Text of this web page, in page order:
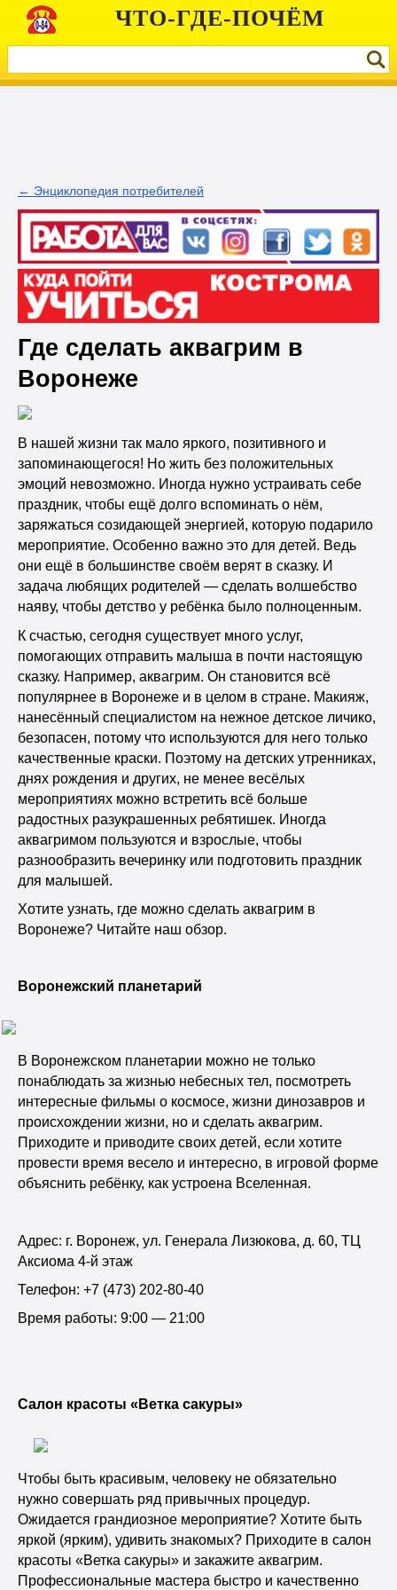
ЧТО-ГДЕ-ПОЧЁМ
← Энциклопедия потребителей
Где сделать аквагрим в
Воронеже
В нашей жизни так мало яркого, позитивного и
запоминающегося! Но жить без положительных
эмоций невозможно. Иногда нужно устраивать себе
праздник, чтобы ещё долго вспоминать о нём,
заряжаться созидающей энергией, которую подарило
мероприятие. Особенно важно это для детей. Ведь
они ещё в большинстве своём верят в сказку. И
задача любящих родителей — сделать волшебство
наяву, чтобы детство у ребёнка было полноценным.
К счастью, сегодня существует много услуг,
помогающих отправить малыша в почти настоящую
сказку. Например, аквагрим. Он становится всё
популярнее в Воронеже и в целом в стране. Макияж,
нанесённый специалистом на нежное детское личико,
безопасен, потому что используются для него только
качественные краски. Поэтому на детских утренниках,
днях рождения и других, не менее весёлых
мероприятиях можно встретить всё больше
радостных разукрашенных ребятишек. Иногда
аквагримом пользуются и взрослые, чтобы
разнообразить вечеринку или подготовить праздник
для малышей.
Хотите узнать, где можно сделать аквагрим в
Воронеже? Читайте наш обзор.
Воронежский планетарий
В Воронежском планетарии можно не только
понаблюдать за жизнью небесных тел, посмотреть
интересные фильмы о космосе, жизни динозавров и
происхождении жизни, но и сделать аквагрим.
Приходите и приводите своих детей, если хотите
провести время весело и интересно, в игровой форме
объяснить ребёнку, как устроена Вселенная.
Адрес: г. Воронеж, ул. Генерала Лизюкова, д. 60, ТЦ
Аксиома 4-й этаж
Телефон: +7 (473) 202-80-40
Время работы: 9:00 — 21:00
Салон красоты «Ветка сакуры»
Чтобы быть красивым, человеку не обязательно
нужно совершать ряд привычных процедур.
Ожидается грандиозное мероприятие? Хотите быть
яркой (ярким), удивить знакомых? Приходите в салон
красоты «Ветка сакуры» и закажите аквагрим.
Профессиональные мастера быстро и качественно